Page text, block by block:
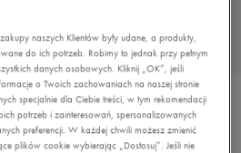
PROMO: DO -30%
PRODUKT SPECJALNY
NIKE SKARPETY 3PPK VALUE COTTON CREW
64,99 zł
58,49 zł
64,99 zł - najniższa cena
naszych Klientów były udane, a produkty,
do ich potrzeb. Robimy to jednak przy pełnym
danych osobowych. Kliknij „OK”, jeśli
o Twoich zachowaniach na naszej stronie
specjalnie dla Ciebie treści, w tym rekomendacji
potrzeb i zainteresowań, spersonalizowanych
preferencji. W każdej chwili możesz zmienić
plików cookie wybierając „Dostosuj”. Jeśli nie